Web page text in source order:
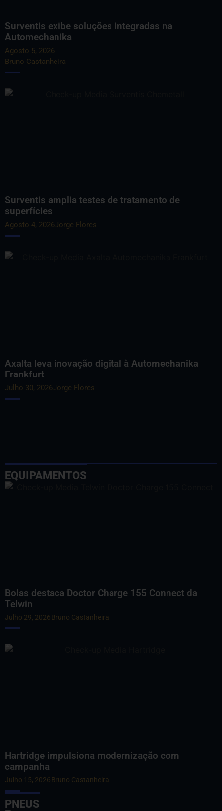
Surventis exibe soluções integradas na
Automechanika
Agosto 5, 2026
Bruno Castanheira
Surventis amplia testes de tratamento de
superfícies
Agosto 4, 2026Jorge Flores
Axalta leva inovação digital à Automechanika
Frankfurt
Julho 30, 2026Jorge Flores
EQUIPAMENTOS
Bolas destaca Doctor Charge 155 Connect da
Telwin
Julho 29, 2026Bruno Castanheira
Hartridge impulsiona modernização com
campanha
Julho 15, 2026Bruno Castanheira
PNEUS